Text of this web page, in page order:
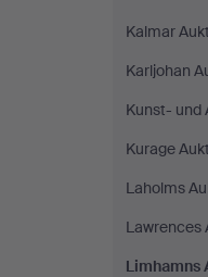
Kalmar
Karljohan
Kunst- und
Kurage
Laholms
Lawrences
Limhamns